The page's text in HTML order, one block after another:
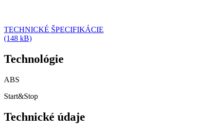
TECHNICKÉ ŠPECIFIKÁCIE
(148 kB)
Technológie
ABS
Start&Stop
Technické údaje